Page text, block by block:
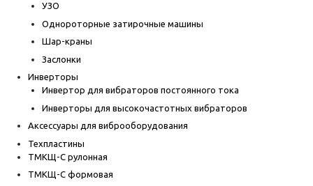
УЗО
Однороторные затирочные машины
Шар-краны
Заслонки
Инверторы
Инвертор для вибраторов постоянного тока
Инверторы для высокочастотных вибраторов
Аксессуары для виброоборудования
Техпластины
ТМКЩ-С рулонная
ТМКЩ-С формовая